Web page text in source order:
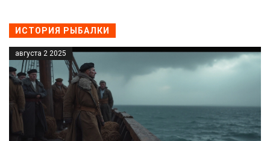
ИСТОРИЯ РЫБАЛКИ
августа 2 2025